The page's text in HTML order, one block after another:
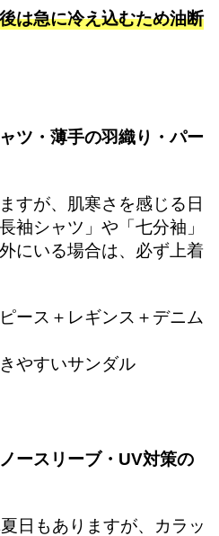
は急に冷え込むため油断
ツ・薄手の羽織り・パー
すが、肌寒さを感じる日
袖シャツ」や「七分袖」
にいる場合は、必ず上着
ース＋レギンス＋デニム
やすいサンダル
ースリーブ・UV対策の
日もありますが、カラッ